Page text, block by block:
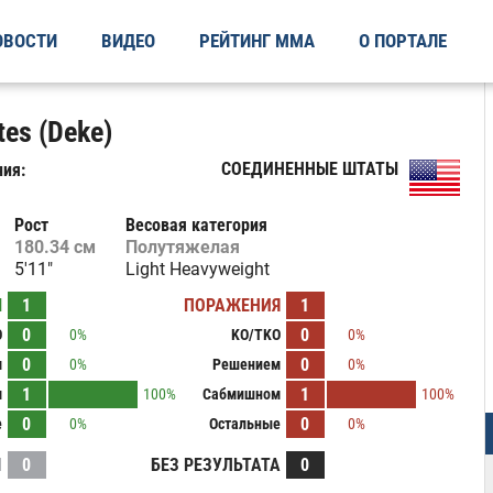
ВИДЕО РЕЙТИНГ ММА О ПОРТАЛЕ
(Deke)
СОЕДИНЕННЫЕ ШТАТЫ
Рост
180.34 см
5'11"
Весовая категория
Полутяжелая
Light Heavyweight
1
0
0%
0
0%
1
100%
0 0%
ПОРАЖЕНИЯ 1
KO/TKO 0
0%
Решением
0
0%
Сабмишном
1
100%
Остальные
0 0%
0 БЕЗ РЕЗУЛЬТАТА 0